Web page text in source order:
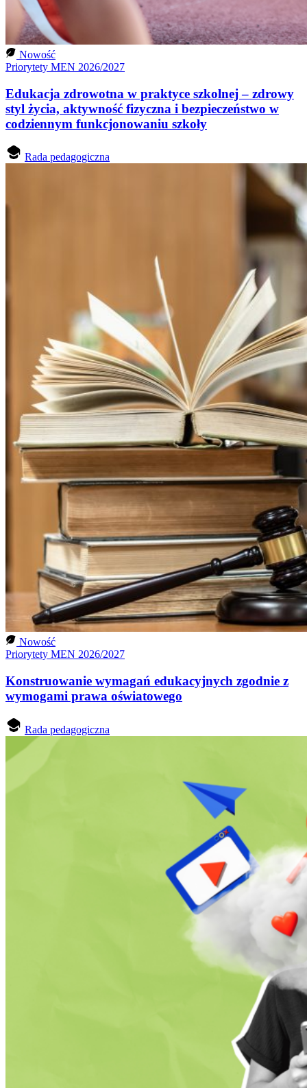
Nowość
Priorytety MEN 2026/2027
Edukacja zdrowotna w praktyce szkolnej – zdrowy
styl życia, aktywność fizyczna i bezpieczeństwo w
codziennym funkcjonowaniu szkoły
Rada pedagogiczna
Nowość
Priorytety MEN 2026/2027
Konstruowanie wymagań edukacyjnych zgodnie z
wymogami prawa oświatowego
Rada pedagogiczna